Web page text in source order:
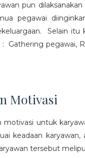
pun
pegawai
Selain
: Gathering pegawai,
Motivasi
motivasi untuk
keadaan
tersebut